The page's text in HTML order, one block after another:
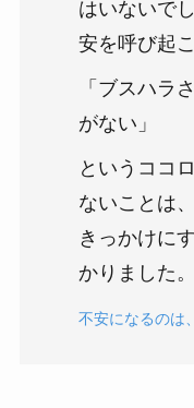
はいないで
安を呼び起
「ブスハラ
がない」
というココ
ないことは
きっかけに
かりました。
不安になるのは